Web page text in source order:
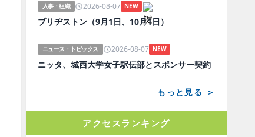
人事・組織 2026-08-07 NEW
ブリヂストン（9月1日、10月1日）
ニュース・トピックス 2026-08-07 NEW
ニッタ、城西大学女子駅伝部とスポンサー契約
もっと見る ＞
アクセスランキング